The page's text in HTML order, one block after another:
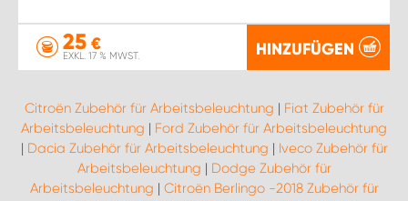
25 €
EXKL. 17 % MWST. HINZUFÜGEN
Citroën Zubehör für Arbeitsbeleuchtung | Fiat Zubehör für
Arbeitsbeleuchtung | Ford Zubehör für Arbeitsbeleuchtung
| Dacia Zubehör für Arbeitsbeleuchtung | Iveco Zubehör für
Arbeitsbeleuchtung | Dodge Zubehör für
Arbeitsbeleuchtung | Citroën Berlingo -2018 Zubehör für